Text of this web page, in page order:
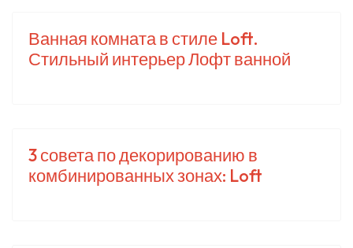
Ванная комната в стиле Loft.
Стильный интерьер Лофт ванной
3 совета по декорированию в
комбинированных зонах: Loft